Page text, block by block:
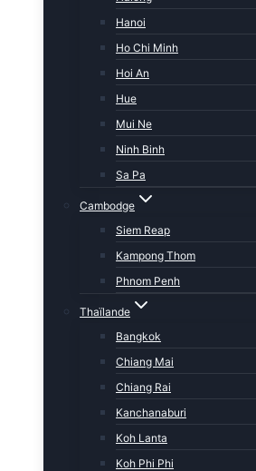
Hanoi
Ho Chi Minh
Hoi An
Hue
Mui Ne
Ninh Binh
Sa Pa
Cambodge
Siem Reap
Kampong Thom
Phnom Penh
Thaïlande
Bangkok
Chiang Mai
Chiang Rai
Kanchanaburi
Koh Lanta
Koh Phi Phi